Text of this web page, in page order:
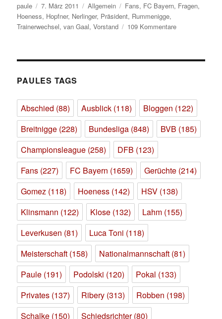
Autor
paule
Veröffentlicht
am
7. März 2011 Kategorien
Allgemein Schlagwörter
Fans, FC Bayern, Fragen,
Hoeness, Hopfner, Nerlinger, Präsident, Rummenigge,
Trainerwechsel,van Gaal,Vorstand 109 Kommentarezu
da
Herr
Präsident
PAULES TAGS
Abschied (88) Ausblick (118) Bloggen (122)
Breitnigge (228) Bundesliga (848) BVB (185)
Championsleague (258) DFB (123)
Fans (227) FC Bayern (1659) Gerüchte (214)
Gomez (118) Hoeness (142) HSV (138)
Klinsmann (122) Klose (132) Lahm (155)
Leverkusen (81) Luca Toni (118)
Meisterschaft (158) Nationalmannschaft (81)
Paule (191) Podolski (120) Pokal (133)
Privates (137) Ribery (313) Robben (198)
Schalke (150) Schiedsrichter(80)